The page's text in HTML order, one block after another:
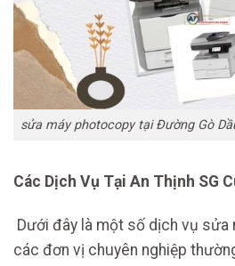
sửa máy photocopy tại Đường Gò
Các Dịch Vụ Tại An Thịnh SG
Dưới đây là một số dịch vụ sửa
các đơn vị chuyên nghiệp